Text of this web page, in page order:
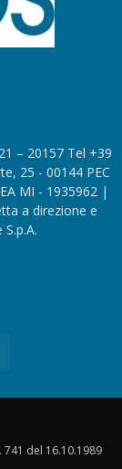
– 20157 Tel +39
25 - 00144 PEC
MI - 1935962 |
a direzione e
del 16.10.1989